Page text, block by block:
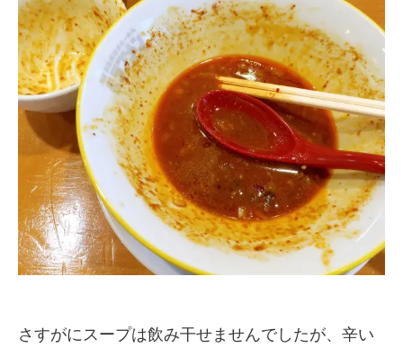
さすがにスープは飲み干せませんでしたが、辛い